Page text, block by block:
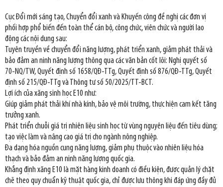
Cục Đổi mới sáng tạo, Chuyển đổi xanh và Khuyến công đề nghị các đơn vị
phối hợp phổ biến đến toàn thể cán bộ, công chức, viên chức và người lao
động các nội dung sau:
Tuyên truyền về chuyển đổi năng lượng, phát triển xanh, giảm phát thải và
bảo đảm an ninh năng lượng thông qua các văn bản cốt lõi: Nghị quyết số
70-NQ/TW, Quyết định số 1658/QĐ-TTg, Quyết định số 876/QĐ-TTg, Quyết
định số 215/QĐ-TTg và Thông tư số 50/2025/TT-BCT.
Lợi ích của xăng sinh học E10 như:
Giúp giảm phát thải khí nhà kính, bảo vệ môi trường, thực hiện cam kết tăng
trưởng xanh.
Phát triển chuỗi giá trị nhiên liệu sinh học từ vùng nguyên liệu đến tiêu dùng;
tạo việc làm và nâng cao giá trị cho ngành nông nghiệp.
Đa dạng hóa nguồn cung năng lượng, giảm phụ thuộc vào nhiên liệu hóa
thạch và bảo đảm an ninh năng lượng quốc gia.
Khẳng định xăng E10 là mặt hàng kinh doanh có điều kiện, được quản lý chặt
chẽ theo quy chuẩn kỹ thuật quốc gia, chỉ được lưu thông khi đáp ứng đầy đủ